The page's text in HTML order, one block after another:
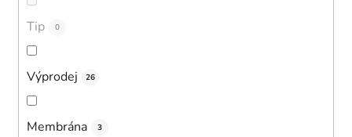
Tip 0
Výprodej 26
Membrána 3